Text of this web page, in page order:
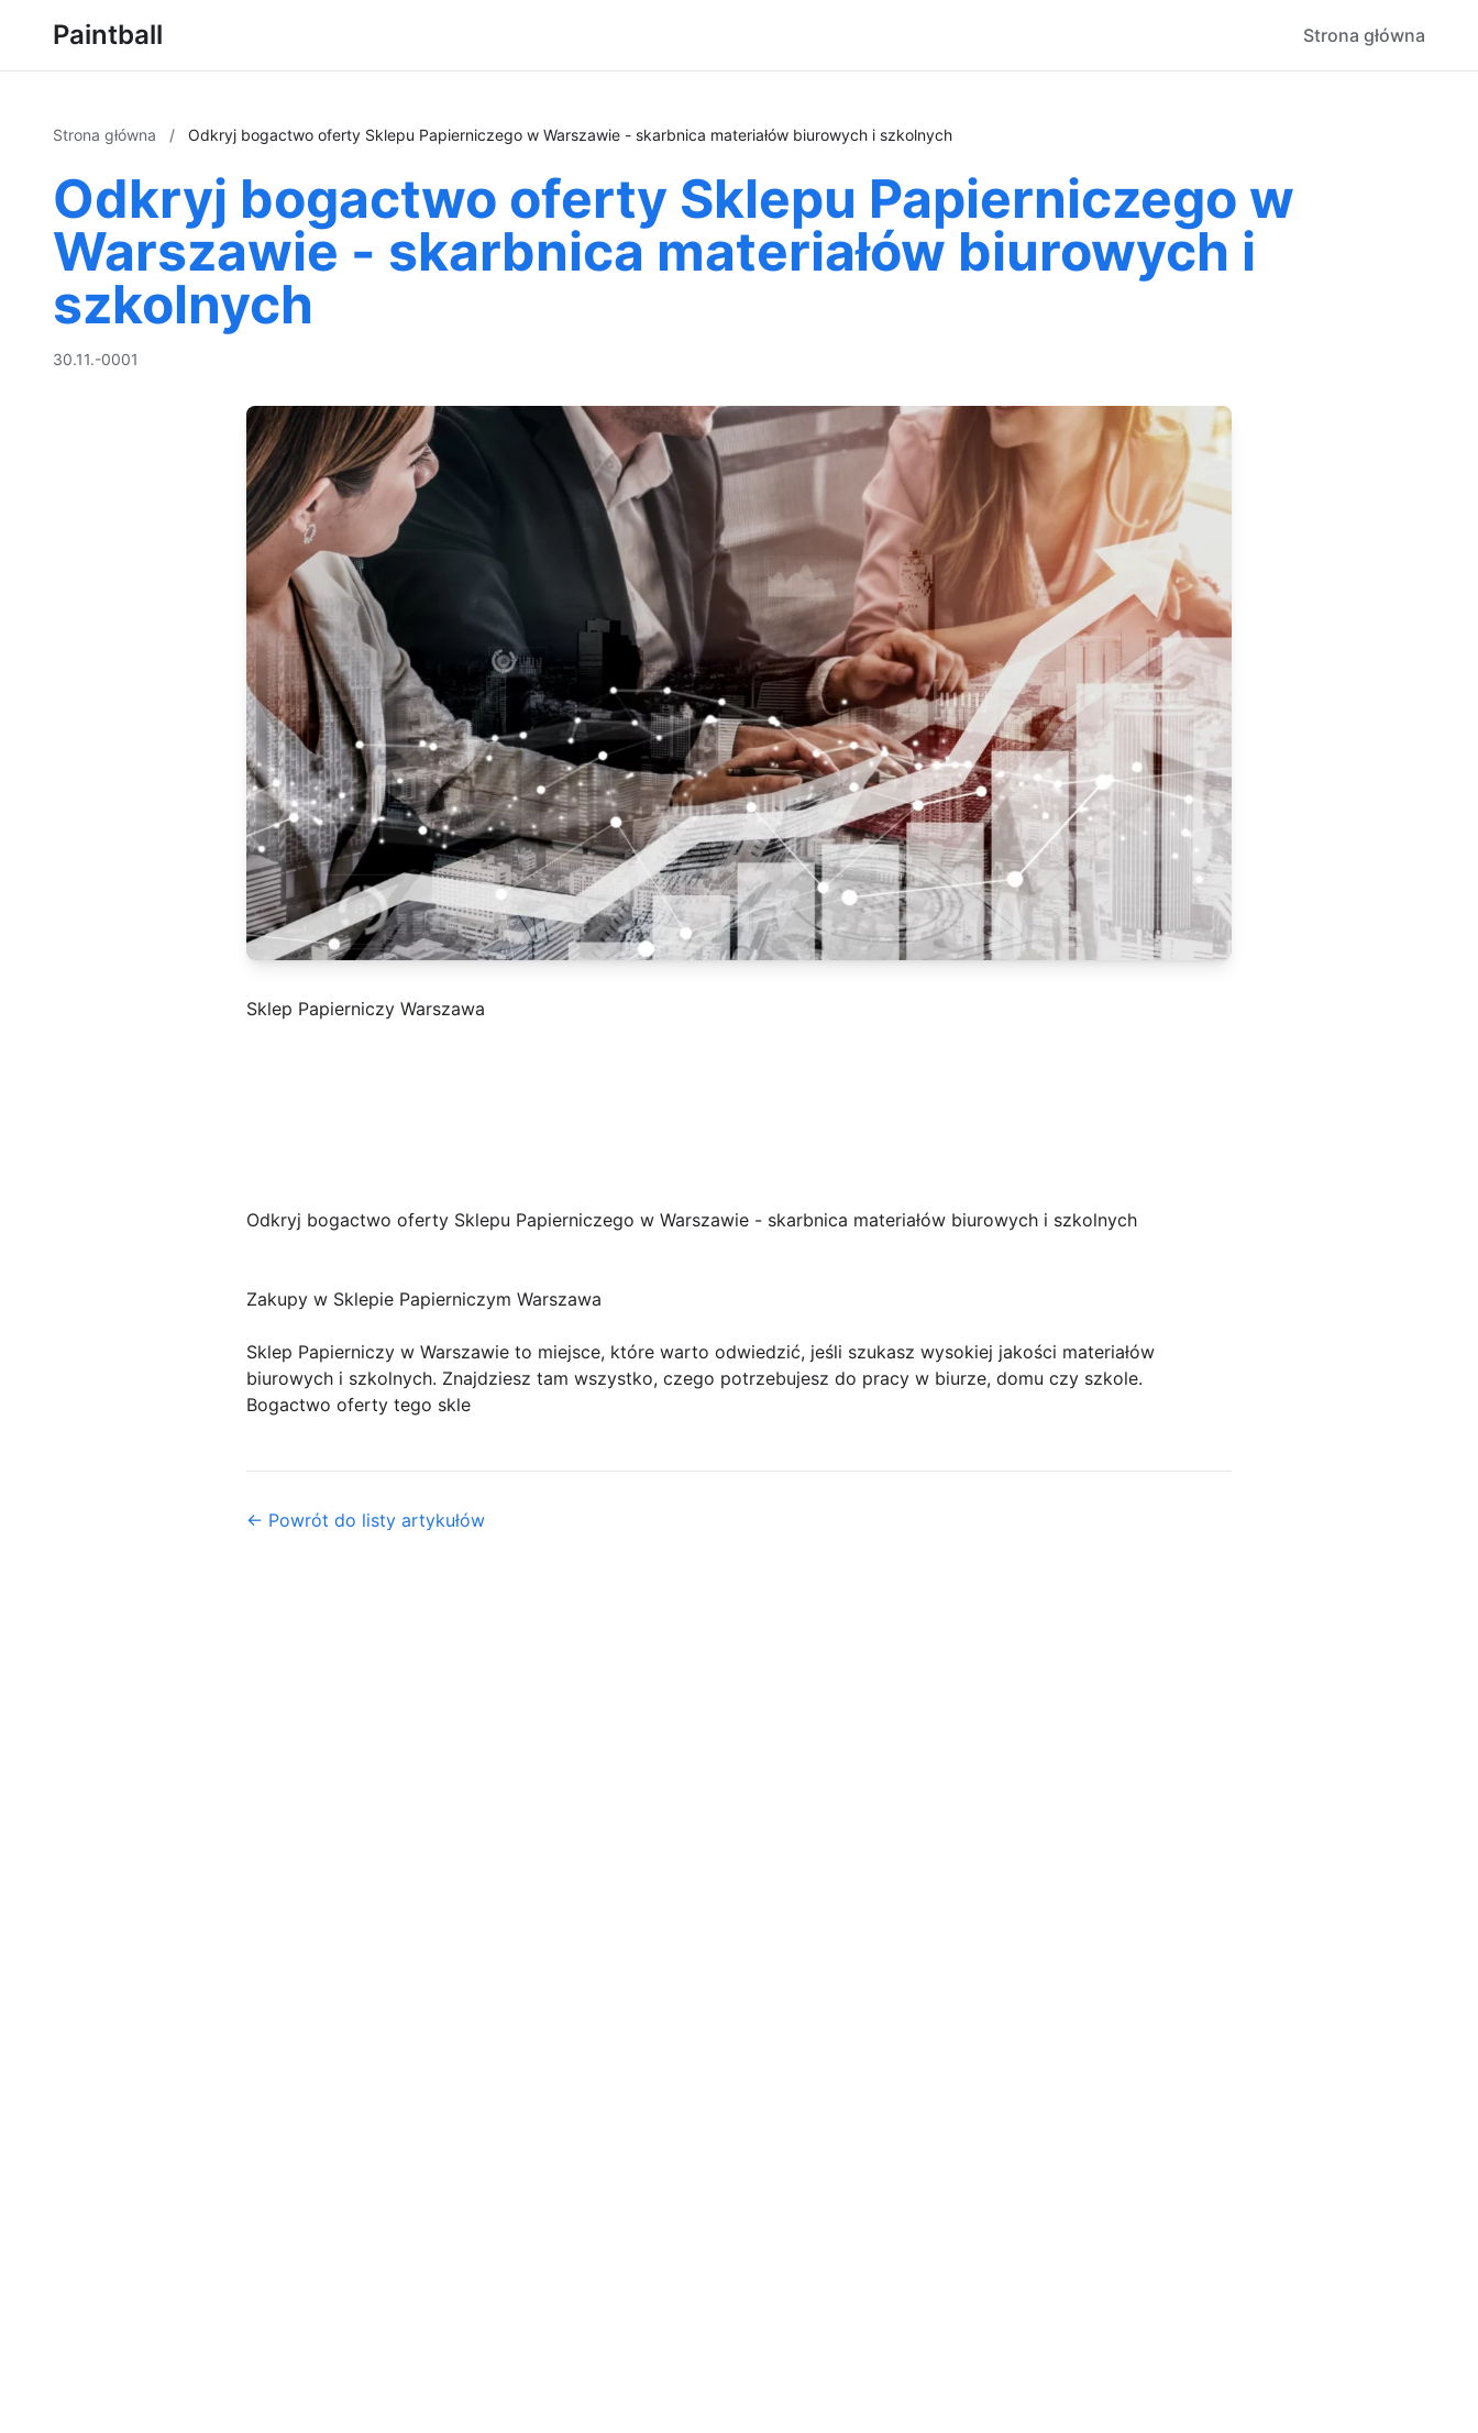
Paintball Strona główna
Strona główna / Odkryj bogactwo oferty Sklepu Papierniczego w Warszawie - skarbnica materiałów biurowych i szkolnych
Odkryj bogactwo oferty Sklepu Papierniczego w
Warszawie - skarbnica materiałów biurowych i
szkolnych
30.11.-0001
Sklep Papierniczy Warszawa
Odkryj bogactwo oferty Sklepu Papierniczego w Warszawie - skarbnica materiałów biurowych i szkolnych
Zakupy w Sklepie Papierniczym Warszawa
Sklep Papierniczy w Warszawie to miejsce, które warto odwiedzić, jeśli szukasz wysokiej jakości materiałów
biurowych i szkolnych. Znajdziesz tam wszystko, czego potrzebujesz do pracy w biurze, domu czy szkole.
Bogactwo oferty tego skle
← Powrót do listy artykułów